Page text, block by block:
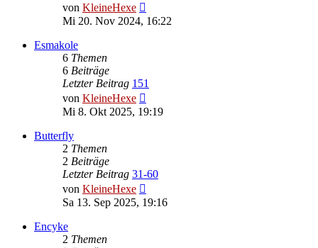
von KleineHexe
Beitrag
Mi 20. Nov 2024, 16:22
Esmakole
6 Themen
6 Beiträge
Letzter Beitrag 151
von KleineHexe
Beitrag
Mi 8. Okt 2025, 19:19
Butterfly
2 Themen
2 Beiträge
Letzter Beitrag 31-60
von KleineHexe
Beitrag
Sa 13. Sep 2025, 19:16
Encyke
2 Themen